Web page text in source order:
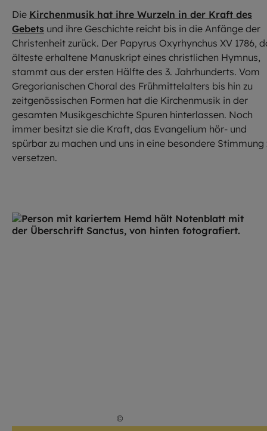
Die Kirchenmusik hat ihre Wurzeln in der Kraft des
Gebets und ihre Geschichte reicht bis in die Anfänge der
Christenheit zurück. Der Papyrus Oxyrhynchus XV 1786,
älteste erhaltene Manuskript eines christlichen Hymnus,
stammt aus der ersten Hälfte des 3. Jahrhunderts. Vom
Gregorianischen Choral des Frühmittelalters bis hin zu
zeitgenössischen Formen hat die Kirchenmusik in der
gesamten Musikgeschichte Spuren hinterlassen. Noch
immer besitzt sie die Kraft, das Evangelium hör- und
spürbar zu machen und uns in eine besondere Stimmung
versetzen.
©